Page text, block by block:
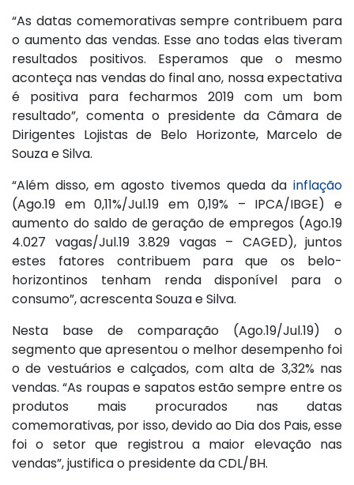
“As datas comemorativas sempre contribuem para
o aumento das vendas. Esse ano todas elas tiveram
resultados positivos. Esperamos que o mesmo
aconteça nas vendas do final ano, nossa expectativa
é positiva para fecharmos 2019 com um bom
resultado”, comenta o presidente da Câmara de
Dirigentes Lojistas de Belo Horizonte, Marcelo de
Souza e Silva.
“Além disso, em agosto tivemos queda da inflação
(Ago.19 em 0,11%/Jul.19 em 0,19% – IPCA/IBGE) e
aumento do saldo de geração de empregos (Ago.19
4.027 vagas/Jul.19 3.829 vagas – CAGED), juntos
estes fatores contribuem para que os belo-
horizontinos tenham renda disponível para o
consumo”, acrescenta Souza e Silva.
Nesta base de comparação (Ago.19/Jul.19) o
segmento que apresentou o melhor desempenho foi
o de vestuários e calçados, com alta de 3,32% nas
vendas. “As roupas e sapatos estão sempre entre os
produtos mais procurados nas datas
comemorativas, por isso, devido ao Dia dos Pais, esse
foi o setor que registrou a maior elevação nas
vendas”, justifica o presidente da CDL/BH.